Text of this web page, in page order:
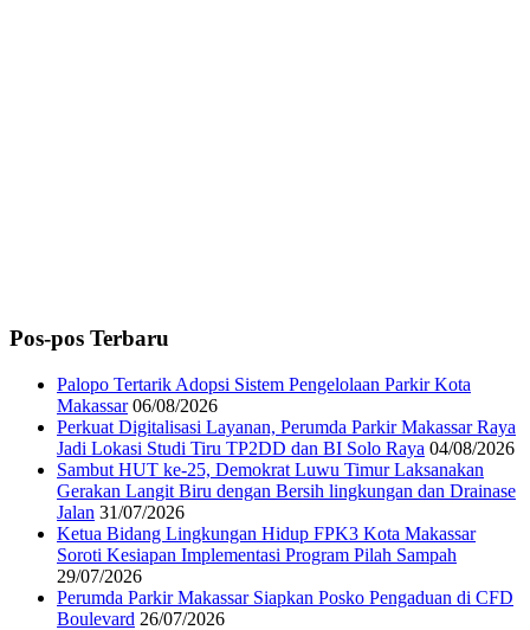
Pos-pos Terbaru
Palopo Tertarik Adopsi Sistem Pengelolaan Parkir Kota
Makassar 06/08/2026
Perkuat Digitalisasi Layanan, Perumda Parkir Makassar Raya
Jadi Lokasi Studi Tiru TP2DD dan BI Solo Raya 04/08/2026
Sambut HUT ke-25, Demokrat Luwu Timur Laksanakan
Gerakan Langit Biru dengan Bersih lingkungan dan Drainase
Jalan 31/07/2026
Ketua Bidang Lingkungan Hidup FPK3 Kota Makassar
Soroti Kesiapan Implementasi Program Pilah Sampah
29/07/2026
Perumda Parkir Makassar Siapkan Posko Pengaduan di CFD
Boulevard 26/07/2026